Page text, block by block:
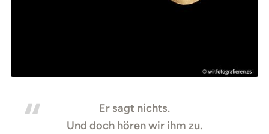
Er sagt nichts.
Und doch hören wir ihm zu.